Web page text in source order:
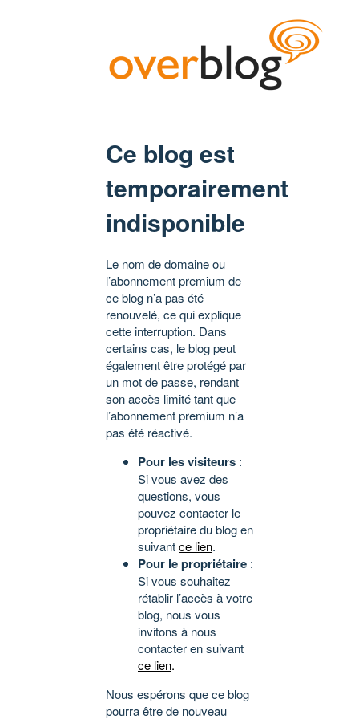
Ce blog est
temporairement
indisponible
Le nom de domaine ou
l’abonnement premium de
ce blog n’a pas été
renouvelé, ce qui explique
cette interruption. Dans
certains cas, le blog peut
également être protégé par
un mot de passe, rendant
son accès limité tant que
l’abonnement premium n’a
pas été réactivé.
Pour les visiteurs :
Si vous avez des
questions, vous
pouvez contacter le
propriétaire du blog en
suivantce lien.
Pour le propriétaire :
Si vous souhaitez
rétablir l’accès à votre
blog, nous vous
invitons à nous
contacter en suivant
ce lien.
Nous espérons que ce blog
pourra être de nouveau